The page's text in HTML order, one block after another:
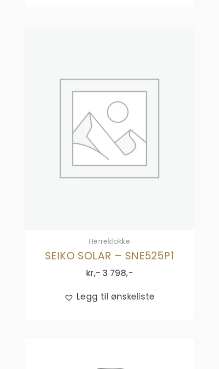
Herreklokke
SEIKO SOLAR – SNE525P1
kr,- 3 798,-
Legg til ønskeliste